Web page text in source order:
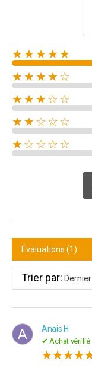
★★★★★
★★★★☆
★★★☆☆
★★☆☆☆
★☆☆☆☆
Évaluations (1)
Trier par: Dernier
A Anais H
✔ Achat vérifié